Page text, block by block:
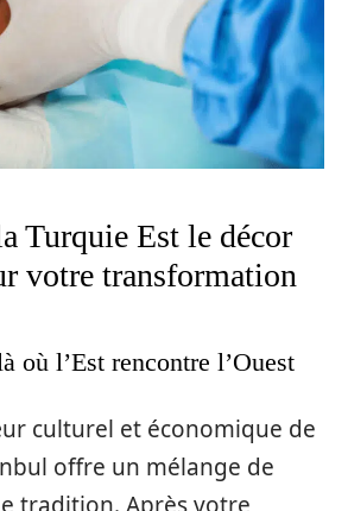
Turquie Est le décor
votre transformation
où l’Est rencontre l’Ouest
culturel et économique de
offre un mélange de